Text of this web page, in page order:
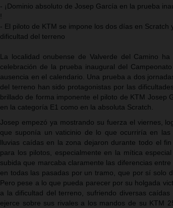
- ¡Dominio absoluto de Josep García en la prueba
!
- El piloto de KTM se impone los dos días en
dificultad del terreno
La localidad onubense de Valverde del Camino
celebración de la prueba inaugural del
ausencia en el calendario. Una prueba a dos
del terreno han sido protagonistas por las
brillado de forma imponente el piloto de KTM Josep
en la categoría E1 como en la absoluta Scratch.
Josep empezó ya mostrando su fuerza el viernes,
que suponía un vaticinio de lo que ocurriría en
lluvias caídas en la zona dejaron durante todo el
para los pilotos, especialmente en la mítica
subida que marcaba claramente las diferencias
en todas las pasadas por un tramo, que por sí solo
Pero pese a lo que pueda parecer por su holgada
a la dificultad del terreno, sufriendo diversas
ejerce sobre sus rivales a los mandos de su KTM